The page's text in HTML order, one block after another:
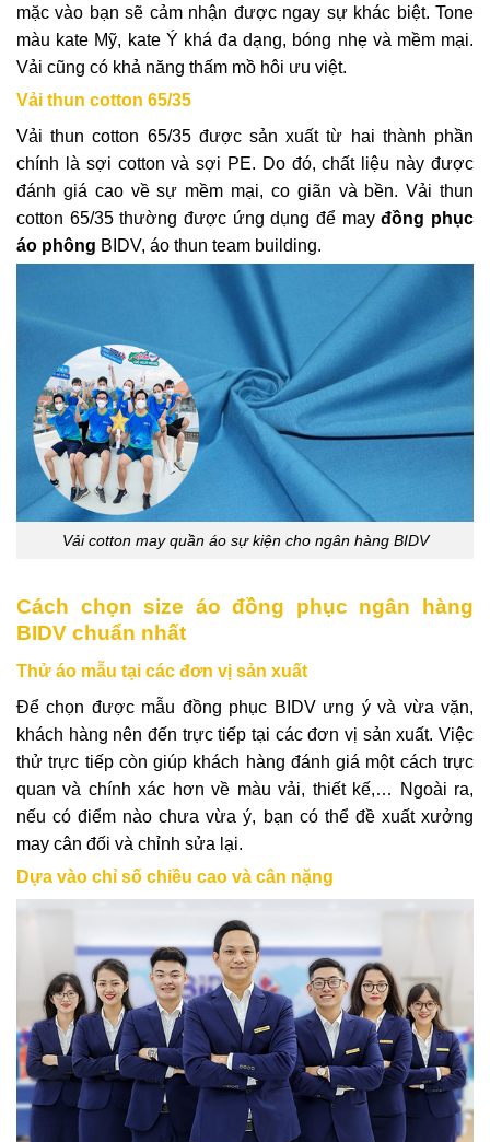
mặc vào bạn sẽ cảm nhận được ngay sự khác biệt. Tone
màu kate Mỹ, kate Ý khá đa dạng, bóng nhẹ và mềm mại.
Vải cũng có khả năng thấm mồ hôi ưu việt.
Vải thun cotton 65/35
Vải thun cotton 65/35 được sản xuất từ hai thành phần
chính là sợi cotton và sợi PE. Do đó, chất liệu này được
đánh giá cao về sự mềm mại, co giãn và bền. Vải thun
cotton 65/35 thường được ứng dụng để mayđồng phục
áo phông BIDV, áo thun team building.
Vải cotton may quần áo sự kiện cho ngân hàng BIDV
Cách chọn size áo đồng phục ngân hàng
BIDV chuẩn nhất
Thử áo mẫu tại các đơn vị sản xuất
Để chọn được mẫu đồng phục BIDV ưng ý và vừa vặn,
khách hàng nên đến trực tiếp tại các đơn vị sản xuất. Việc
thử trực tiếp còn giúp khách hàng đánh giá một cách trực
quan và chính xác hơn về màu vải, thiết kế,… Ngoài ra,
nếu có điểm nào chưa vừa ý, bạn có thể đề xuất xưởng
may cân đối và chỉnh sửa lại.
Dựa vào chỉ số chiều cao và cân nặng